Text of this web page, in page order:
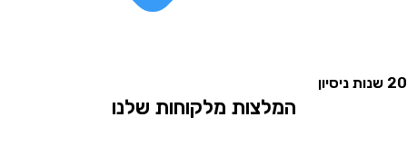
המלצות מלקוחות שלנו